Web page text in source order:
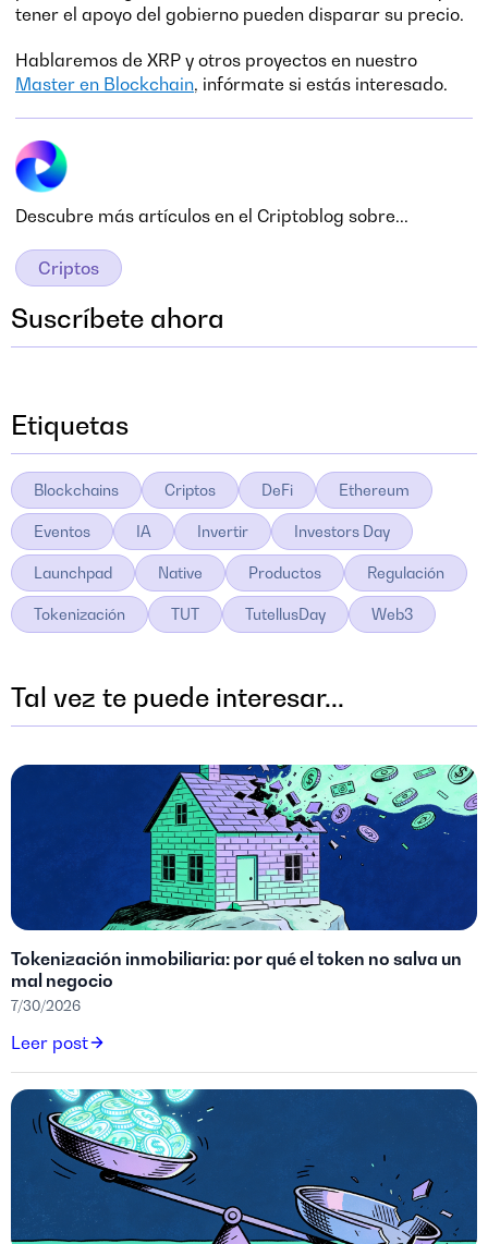
tener el apoyo del gobierno pueden disparar su precio.
Hablaremos de XRP y otros proyectos en nuestro
Master en Blockchain, infórmate si estás interesado.
Descubre más artículos en el Criptoblog sobre...
Criptos
Suscríbete ahora
Etiquetas
Blockchains Criptos DeFi Ethereum
Eventos IA Invertir Investors Day
Launchpad Native Productos Regulación
Tokenización TUT TutellusDay Web3
Tal vez te puede interesar...
Tokenización inmobiliaria: por qué el token no salva un
mal negocio
7/30/2026
Leer post